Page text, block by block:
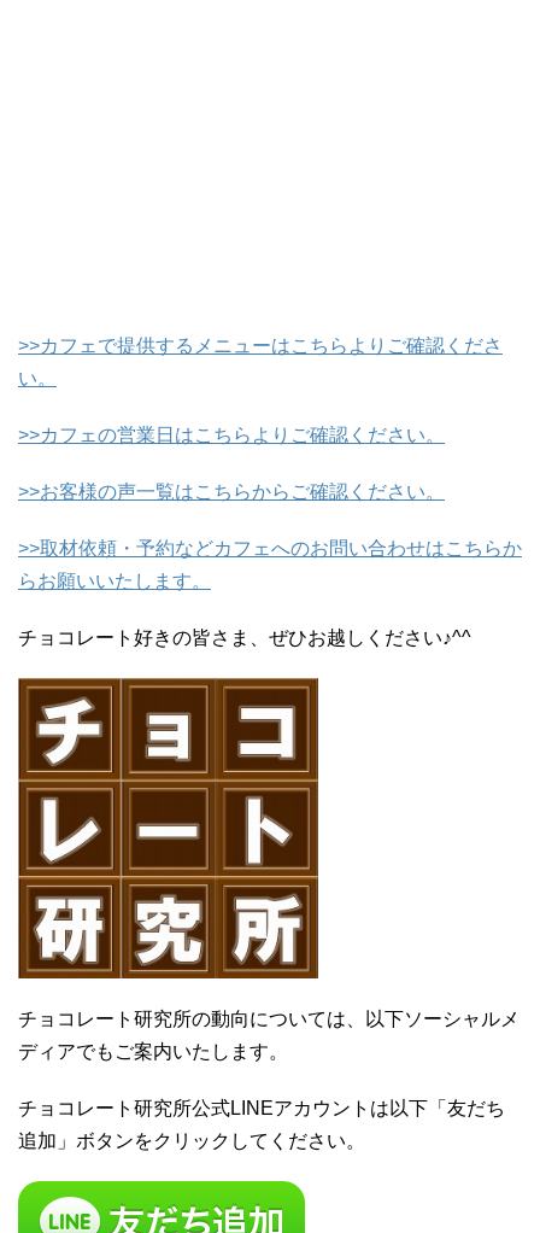
>>カフェで提供するメニューはこちらよりご確認くださ
い。
>>カフェの営業日はこちらよりご確認ください。
>>お客様の声一覧はこちらからご確認ください。
>>取材依頼・予約などカフェへのお問い合わせはこちらか
らお願いいたします。
チョコレート好きの皆さま、ぜひお越しください♪^^
チョコレート研究所の動向については、以下ソーシャルメ
ディアでもご案内いたします。
チョコレート研究所公式LINEアカウントは以下「友だち
追加」ボタンをクリックしてください。